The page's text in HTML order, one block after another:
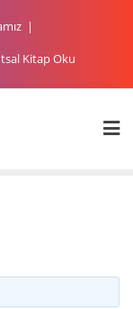
Kitap Oku